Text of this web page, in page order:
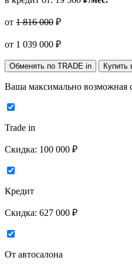
от 1 816 000 ₽
от 1 039 000 ₽
Обменять по TRADE in Купить
Ваша максимально возможная
Trade in
Скидка: 100 000 ₽
Кредит
Скидка: 627 000 ₽
От автосалона